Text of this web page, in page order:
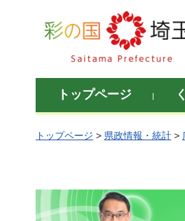
彩の国 埼玉県
トップページ
トップページ > 県政情報・統計 >